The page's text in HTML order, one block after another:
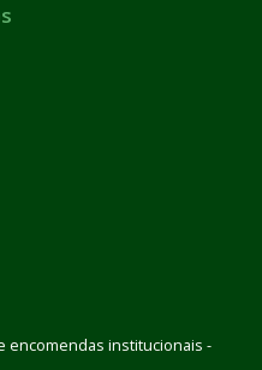
encomendas institucionais -